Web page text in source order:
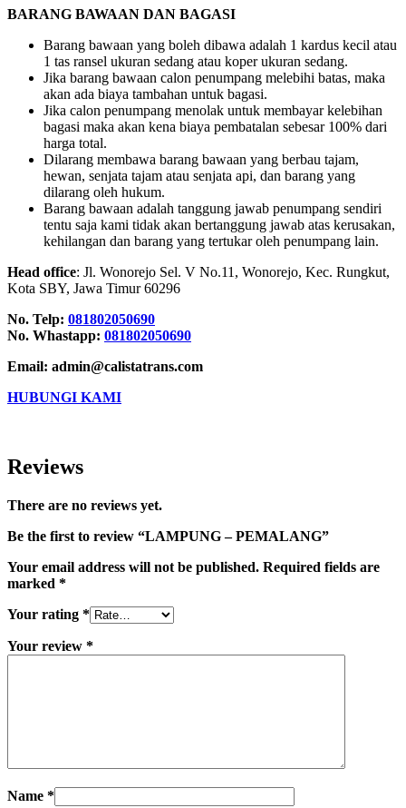
BARANG BAWAAN DAN BAGASI
Barang bawaan yang boleh dibawa adalah 1 kardus kecil atau
1 tas ransel ukuran sedang atau koper ukuran sedang.
Jika barang bawaan calon penumpang melebihi batas, maka
akan ada biaya tambahan untuk bagasi.
Jika calon penumpang menolak untuk membayar kelebihan
bagasi maka akan kena biaya pembatalan sebesar 100% dari
harga total.
Dilarang membawa barang bawaan yang berbau tajam,
hewan, senjata tajam atau senjata api, dan barang yang
dilarang oleh hukum.
Barang bawaan adalah tanggung jawab penumpang sendiri
tentu saja kami tidak akan bertanggung jawab atas kerusakan,
kehilangan dan barang yang tertukar oleh penumpang lain.
Head office: Jl. Wonorejo Sel. V No.11, Wonorejo, Kec. Rungkut,
Kota SBY, Jawa Timur 60296
No. Telp: 081802050690
No. Whastapp: 081802050690
Email: admin@calistatrans.com
HUBUNGI KAMI
Reviews
There are no reviews yet.
Be the first to review “LAMPUNG – PEMALANG”
Your email address will not be published. Required fields are
marked *
Your rating *
Your review *
Name *